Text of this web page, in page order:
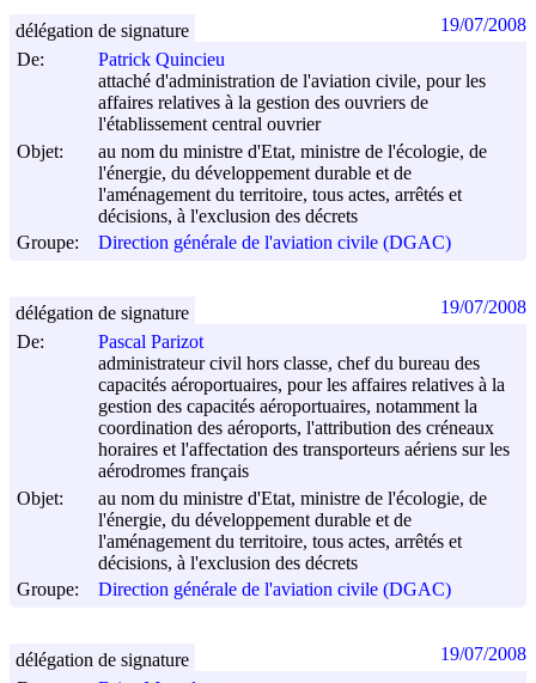
De:
Patrick Quincieu
attaché d'administration de l'aviation civile, pour les
affaires relatives à la gestion des ouvriers de
l'établissement central ouvrier
Objet:
au nom du ministre d'Etat, ministre de l'écologie, de
l'énergie, du développement durable et de
l'aménagement du territoire, tous actes, arrêtés et
décisions, à l'exclusion des décrets
Groupe:
Direction générale de l'aviation civile (DGAC)
délégation de signature 19/07/2008
De:
Pascal Parizot
administrateur civil hors classe, chef du bureau des
capacités aéroportuaires, pour les affaires relatives à la
gestion des capacités aéroportuaires, notamment la
coordination des aéroports, l'attribution des créneaux
horaires et l'affectation des transporteurs aériens sur les
aérodromes français
Objet:
au nom du ministre d'Etat, ministre de l'écologie, de
l'énergie, du développement durable et de
l'aménagement du territoire, tous actes, arrêtés et
décisions, à l'exclusion des décrets
Groupe:
Direction générale de l'aviation civile (DGAC)
délégation de signature 19/07/2008
délégation de signature 19/07/2008